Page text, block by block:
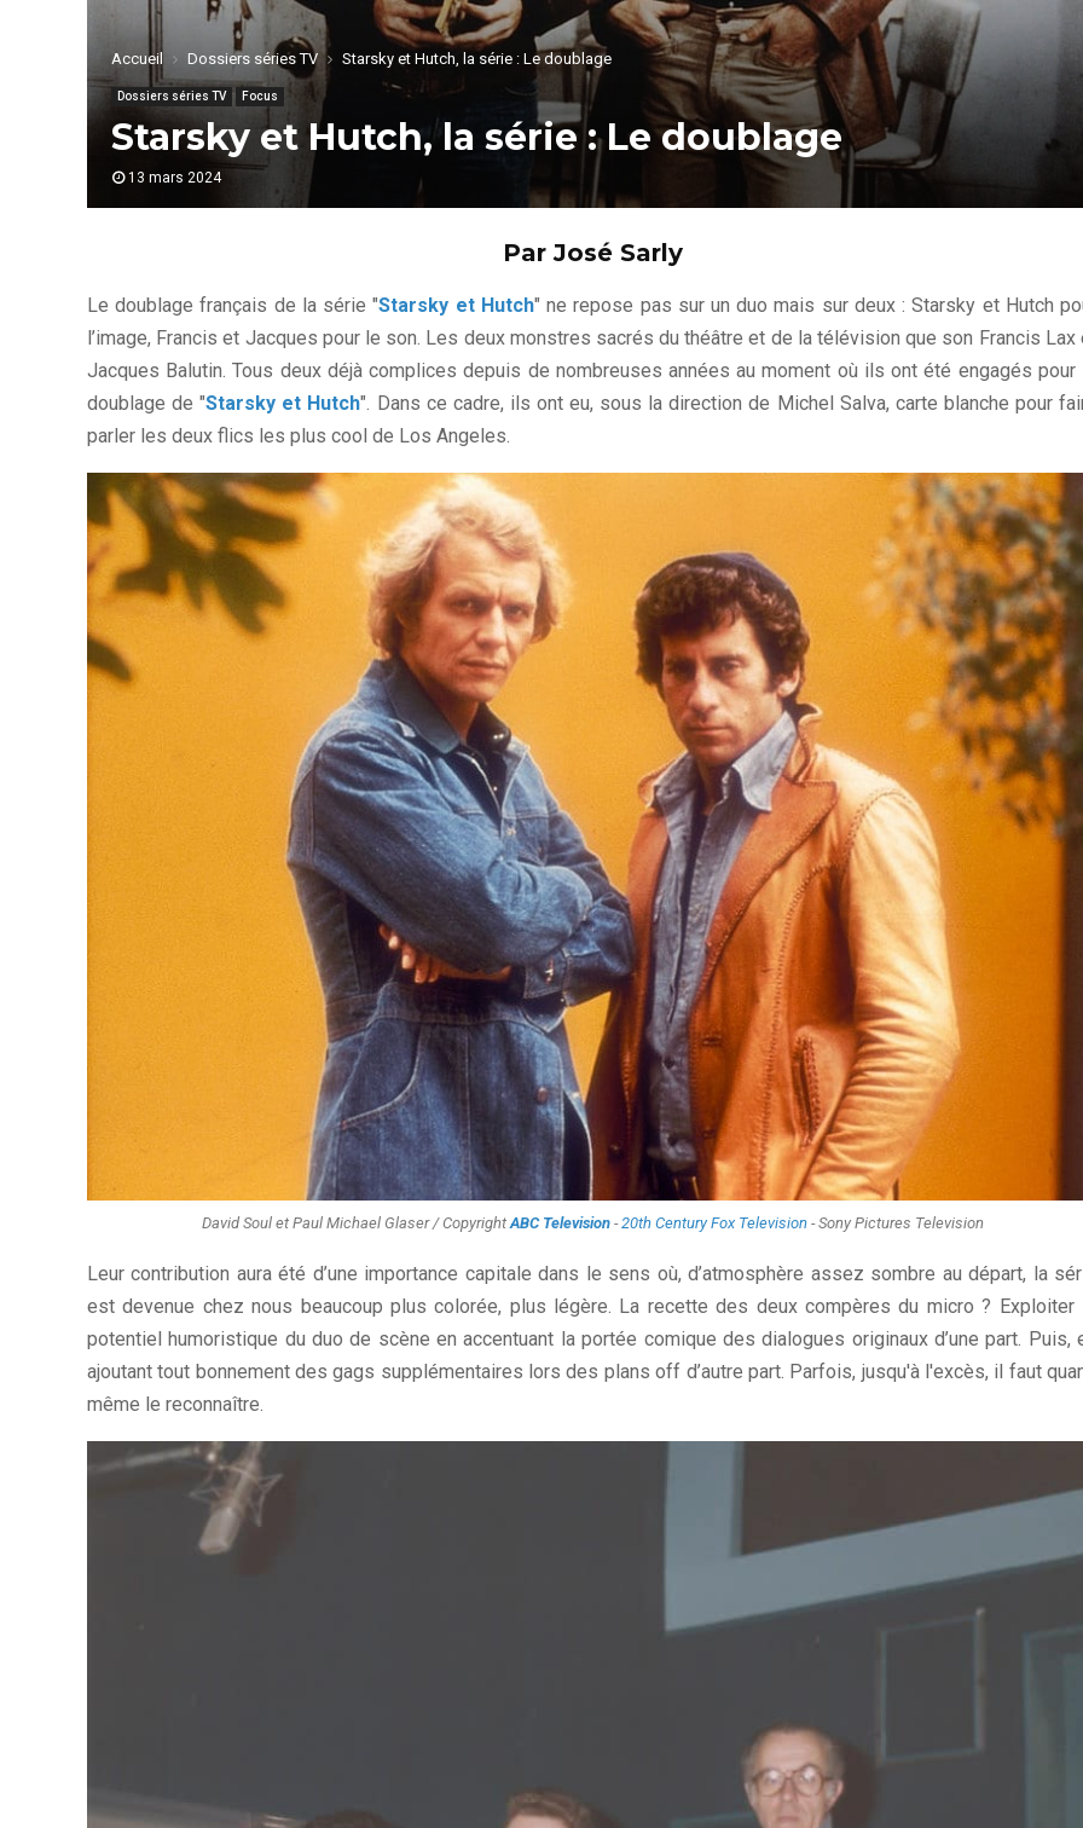
Accueil Dossiers séries TV Starsky et Hutch, la série : Le doublage
Dossiers séries TV Focus
Starsky et Hutch, la série : Le doublage
13 mars 2024
Par José Sarly
Le doublage français de la série "Starsky et Hutch" ne repose pas sur un duo mais sur deux : Starsky et Hutch
l’image, Francis et Jacques pour le son. Les deux monstres sacrés du théâtre et de la télévision que son Francis Lax
Jacques Balutin. Tous deux déjà complices depuis de nombreuses années au moment où ils ont été engagés pour
doublage de "Starsky et Hutch". Dans ce cadre, ils ont eu, sous la direction de Michel Salva, carte blanche pour
parler les deux flics les plus cool de Los Angeles.
David Soul et Paul Michael Glaser / Copyright ABC Television-20th Century Fox Television- Sony Pictures Television
Leur contribution aura été d’une importance capitale dans le sens où, d’atmosphère assez sombre au départ, la
est devenue chez nous beaucoup plus colorée, plus légère. La recette des deux compères du micro ? Exploiter
potentiel humoristique du duo de scène en accentuant la portée comique des dialogues originaux d’une part. Puis,
ajoutant tout bonnement des gags supplémentaires lors des plans off d’autre part. Parfois, jusqu'à l'excès, il faut
même le reconnaître.